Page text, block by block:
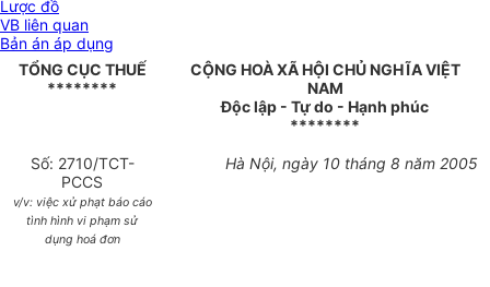
Lược đồ
VB liên quan
Bản án áp dụng
TỔNG CỤC THUẾ
********
CỘNG HOÀ XÃ HỘI CHỦ NGHĨA VIỆT
NAM
Độc lập - Tự do - Hạnh phúc
********
Số: 2710/TCT-
PCCS
v/v: việc xử phạt báo cáo
tình hình vi phạm sử
dụng hoá đơn
Hà Nội, ngày 10 tháng 8 năm 2005